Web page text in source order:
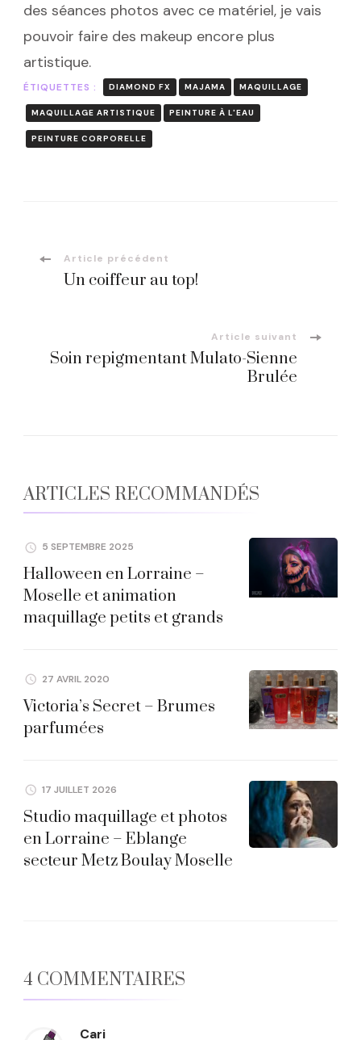
des séances photos avec ce matériel, je vais
pouvoir faire des makeup encore plus
artistique.
ÉTIQUETTES : DIAMOND FX MAJAMA MAQUILLAGE
MAQUILLAGE ARTISTIQUE PEINTURE À L'EAU
PEINTURE CORPORELLE
Navigation
Article précédent
Un coiffeur au top!
Article suivant
Soin repigmentant Mulato-Sienne
Brulée
ARTICLES RECOMMANDÉS
5 SEPTEMBRE 2025
Halloween en Lorraine –
Moselle et animation
maquillage petits et grands
27 AVRIL 2020
Victoria’s Secret – Brumes
parfumées
17 JUILLET 2026
Studio maquillage et photos
en Lorraine – Eblange
secteur Metz Boulay Moselle
4 COMMENTAIRES
Cari